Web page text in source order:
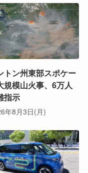
トン州東部スポケー
規模山火事、6万人
指示
年8月3日(月)